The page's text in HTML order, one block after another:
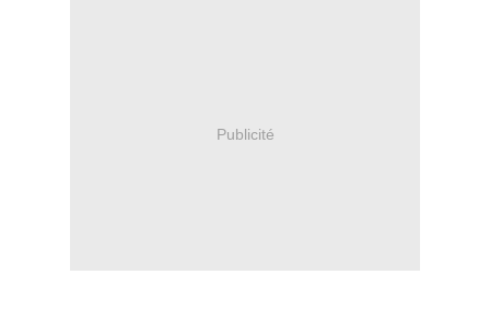
Publicité